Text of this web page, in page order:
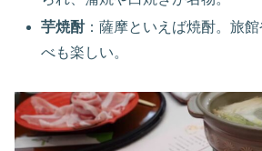
芋焼酎：薩摩といえば焼酎。旅
べも楽しい。